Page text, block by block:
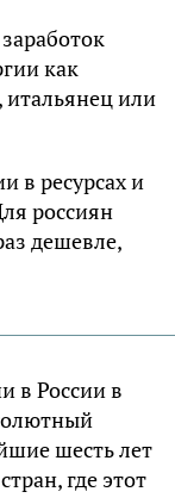
как
или
в ресурсах и
россиян
дешевле,
в России в
шесть лет
где этот